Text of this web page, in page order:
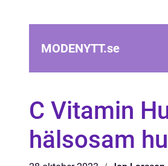
MODENYTT.se
C Vitamin
hälsosam